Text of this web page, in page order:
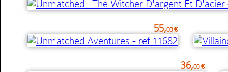
55,00 €
36,00 €